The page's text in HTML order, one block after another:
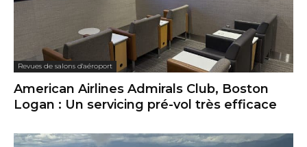
Revues de salons d'aéroport
American Airlines Admirals Club, Boston
Logan : Un servicing pré-vol très efficace